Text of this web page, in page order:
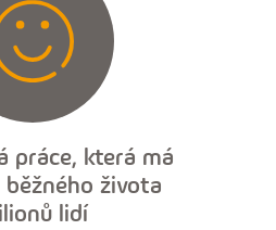
práce, která má
života
lidí